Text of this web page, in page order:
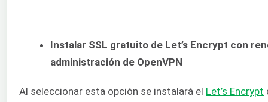
Instalar SSL gratuito de Let’s Encrypt con
administración de OpenVPN
Al seleccionar esta opción se instalará el Let’s Encrypt